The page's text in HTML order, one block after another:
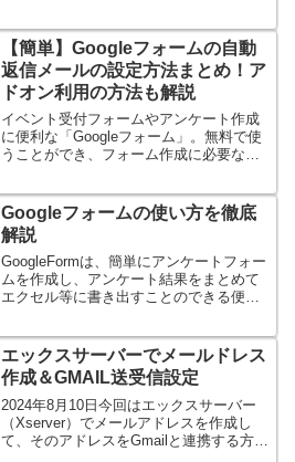
ンメー...
【簡単】Googleフォームの自動
返信メールの設定方法まとめ！ア
ドオン利用の方法も解説
イベント受付フォームやアンケート作成
に便利な「Googleフォーム」。無料で使
うことができ、フォーム作成に必要な機
ールを送信する機能は標準では搭載され
ていません。今回の記事では、Googleフ
ォームに自動...
Googleフォームの使い方を徹底
解説
GoogleFormは、簡単にアンケートフォー
ムを作成し、アンケート結果をまとめて
エクセル等に書き出すことのできる便利
ンクのとおりです。
エックスサーバーでメールドレス
作成＆GMAIL送受信設定
2024年8月10日今回はエックスサーバー
（Xserver）でメールアドレスを作成し
て、そのアドレスをGmailと連携する方法